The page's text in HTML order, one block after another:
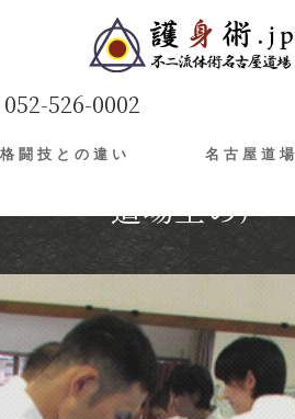
052-526-0002
闘技との違い 名古屋道場
道場生の声